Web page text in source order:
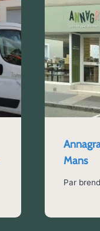
Mans
Par